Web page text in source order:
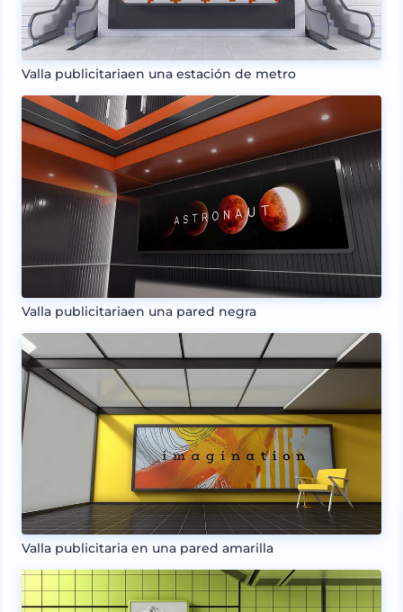
Valla publicitariaen una estación de metro
Valla publicitariaen una pared negra
Valla publicitaria en una pared amarilla